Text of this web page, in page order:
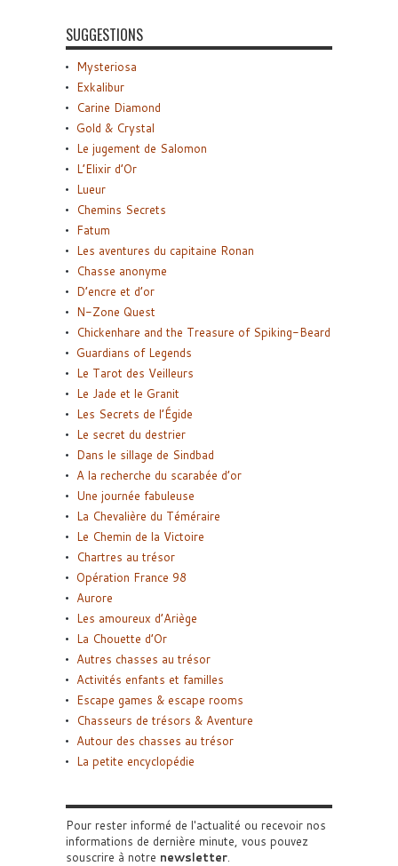
SUGGESTIONS
Mysteriosa
Exkalibur
Carine Diamond
Gold & Crystal
Le jugement de Salomon
L’Elixir d’Or
Lueur
Chemins Secrets
Fatum
Les aventures du capitaine Ronan
Chasse anonyme
D’encre et d’or
N-Zone Quest
Chickenhare and the Treasure of Spiking-Beard
Guardians of Legends
Le Tarot des Veilleurs
Le Jade et le Granit
Les Secrets de l’Égide
Le secret du destrier
Dans le sillage de Sindbad
A la recherche du scarabée d’or
Une journée fabuleuse
La Chevalière du Téméraire
Le Chemin de la Victoire
Chartres au trésor
Opération France 98
Aurore
Les amoureux d’Ariège
La Chouette d’Or
Autres chasses au trésor
Activités enfants et familles
Escape games & escape rooms
Chasseurs de trésors & Aventure
Autour des chasses au trésor
La petite encyclopédie
Pour rester informé de l'actualité ou recevoir nos
informations de dernière minute, vous pouvez
souscrire à notre newsletter.